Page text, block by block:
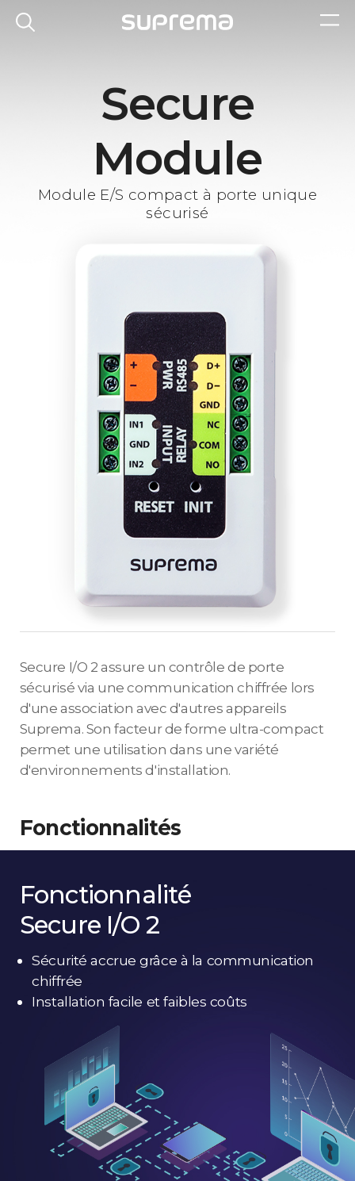
Secure
Module
Module E/S compact à porte unique
sécurisé
Secure I/O 2 assure un contrôle de porte
sécurisé via une communication chiffrée lors
d'une association avec d'autres appareils
Suprema. Son facteur de forme ultra-compact
permet une utilisation dans une variété
d'environnements d'installation.
Fonctionnalités
Fonctionnalité
Secure I/O 2
Sécurité accrue grâce à la communication
chiffrée
Installation facile et faibles coûts